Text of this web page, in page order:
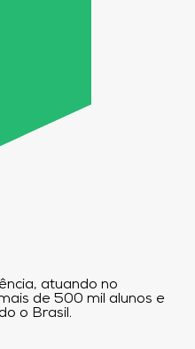
atuando no
de 500 mil alunos e
o Brasil.